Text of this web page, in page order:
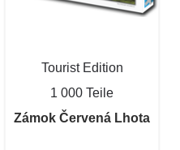
Tourist Edition
1 000 Teile
Zámok Červená Lhota